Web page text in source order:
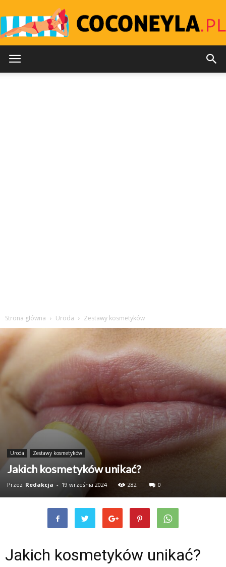
Strona główna Uroda Zestawy kosmetyków
Uroda Zestawy kosmetyków
Jakich kosmetyków unikać?
Przez Redakcja - 19 września 2024 282 0
Jakich kosmetyków unikać?